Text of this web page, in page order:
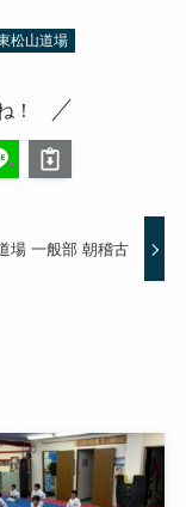
松山道場
！
場 一般部 朝稽古